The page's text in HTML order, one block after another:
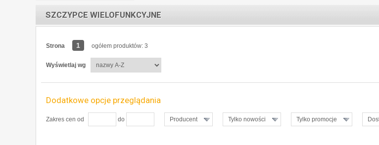
SZCZYPCE WIELOFUNKCYJNE
Strona 1 ogółem produktów: 3
Wyświetlaj wg
Dodatkowe opcje przeglądania
Zakres cen od do Producent Tylko nowości Tylko promocje